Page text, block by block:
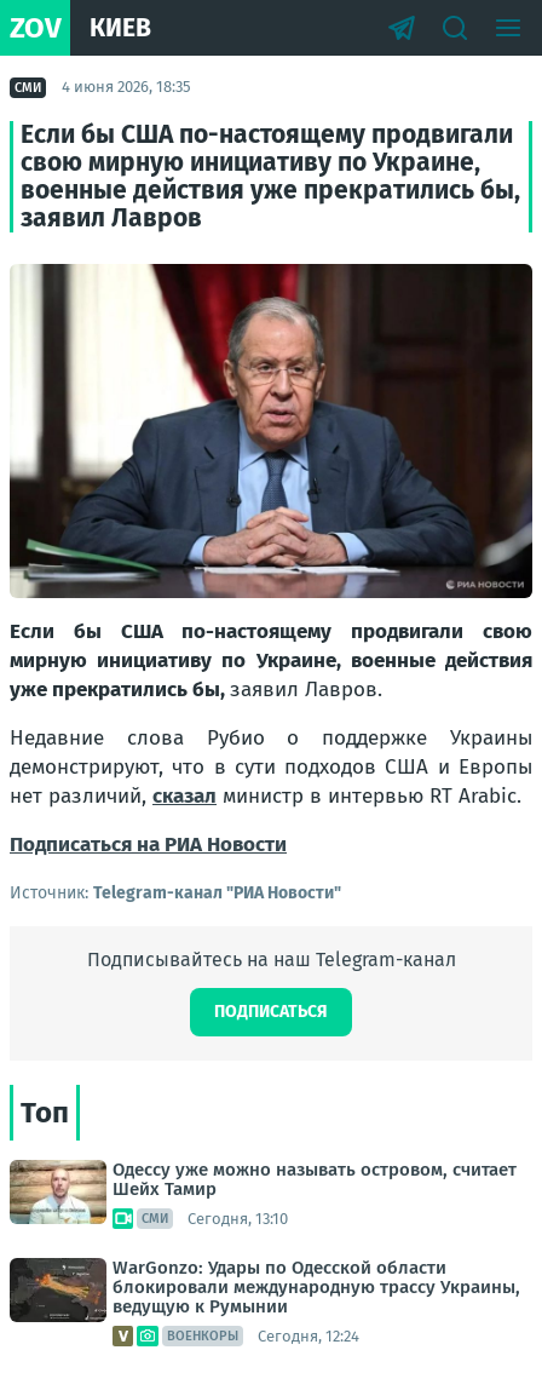
ZOV КИЕВ
СМИ 4 июня 2026, 18:35
Если бы США по-настоящему продвигали
свою мирную инициативу по Украине,
военные действия уже прекратились бы,
заявил Лавров
Если бы США по-настоящему продвигали свою
мирную инициативу по Украине, военные действия
уже прекратились бы,заявил Лавров.
Недавние слова Рубио о поддержке Украины
демонстрируют, что в сути подходов США и Европы
нет различий, сказал министр в интервью RT Arabic.
Подписаться на РИА Новости
Источник: Telegram-канал "РИА Новости"
Подписывайтесь на наш Telegram-канал
ПОДПИСАТЬСЯ
Топ
Одессу уже можно называть островом, считает
Шейх Тамир
СМИ Сегодня, 13:10
WarGonzo: Удары по Одесской области
блокировали международную трассу Украины,
ведущую к Румынии
ВОЕНКОРЫ Сегодня, 12:24